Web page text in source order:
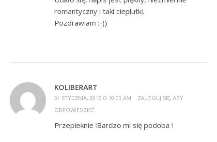
romantyczny i taki cieplutki.
Pozdrawiam :-))
KOLIBERART
31 STYCZNIA, 2016 O 10:03 AM
ZALOGUJ SIĘ, ABY
ODPOWIEDZIEĆ
Przepieknie !Bardzo mi się podoba !